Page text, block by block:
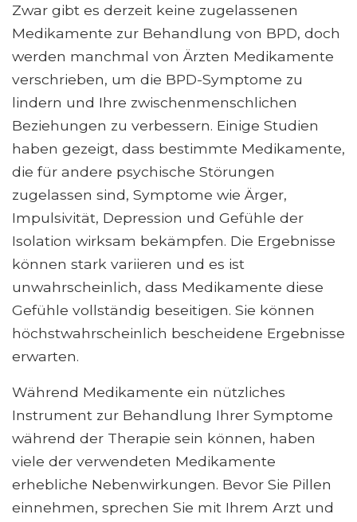
Zwar gibt es derzeit keine zugelassenen
Medikamente zur Behandlung von BPD, doch
werden manchmal von Ärzten Medikamente
verschrieben, um die BPD-Symptome zu
lindern und Ihre zwischenmenschlichen
Beziehungen zu verbessern. Einige Studien
haben gezeigt, dass bestimmte Medikamente,
die für andere psychische Störungen
zugelassen sind, Symptome wie Ärger,
Impulsivität, Depression und Gefühle der
Isolation wirksam bekämpfen. Die Ergebnisse
können stark variieren und es ist
unwahrscheinlich, dass Medikamente diese
Gefühle vollständig beseitigen. Sie können
höchstwahrscheinlich bescheidene Ergebnisse
erwarten.
Während Medikamente ein nützliches
Instrument zur Behandlung Ihrer Symptome
während der Therapie sein können, haben
viele der verwendeten Medikamente
erhebliche Nebenwirkungen. Bevor Sie Pillen
einnehmen, sprechen Sie mit Ihrem Arzt und